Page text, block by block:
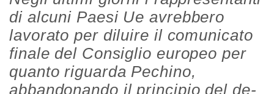
di alcuni Paesi Ue avrebbero
lavorato per diluire il comunicato
finale del Consiglio europeo per
quanto riguarda Pechino,
abbandonando il principio del de-